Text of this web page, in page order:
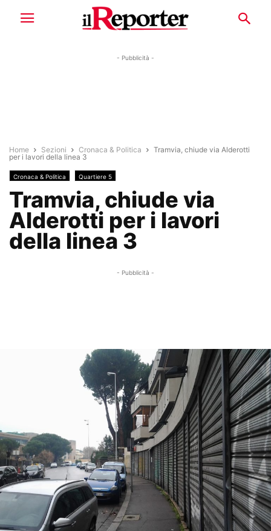
- Pubblicità -
Home Sezioni Cronaca & Politica
Tramvia, chiude via Alderotti
per i lavori della linea 3
Cronaca & Politica Quartiere 5
Tramvia, chiude via
Alderotti per i lavori
della linea 3
- Pubblicità -